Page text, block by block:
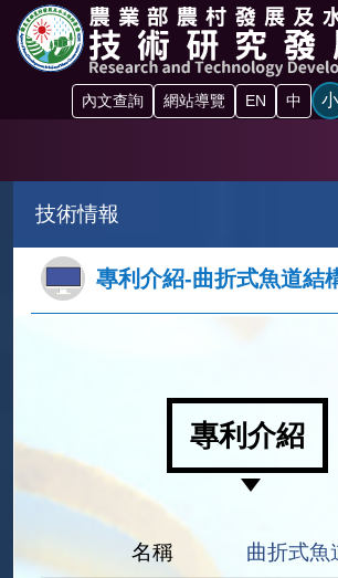
跳到主要內容區塊
內文查詢 網站導覽 EN 中 小
技術情報
專利介紹-曲折式魚道結
專利介紹
名稱 曲折式魚